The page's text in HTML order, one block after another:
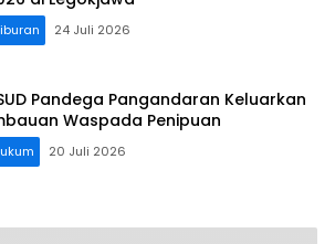
24 Juli 2026
Pandega Pangandaran Keluarkan
Waspada Penipuan
20 Juli 2026